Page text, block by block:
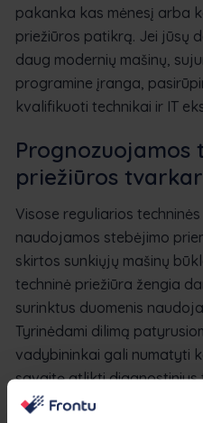
pakanka kas mėnesį arba
priežiūros patikrą. Jei jūsų
daug modernių mašinų,
programine įranga,
kvalifikuoti technikai ir IT
Prognozuojamos
priežiūros
Visose reguliarios
naudojamos stebėjimo
skirtos sunkiųjų mašinų
techninė priežiūra žengia
surinktus duomenis
Tyrinėdami dilimą
vadybininkai gali numatyti
savaitę atlikti diagnostinius